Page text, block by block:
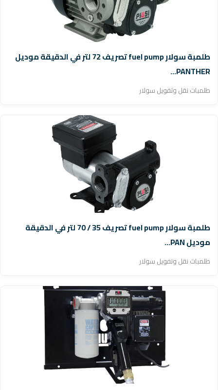
طلمبة سولار fuel pump تصريف 72 لتر في الدقيقة موديل
PANTHER...
طلمبات نقل وتفويل سولار
طلمبة سولار fuel pump تصريف 35 / 70 لتر في الدقيقة
موديل PAN...
طلمبات نقل وتفويل سولار